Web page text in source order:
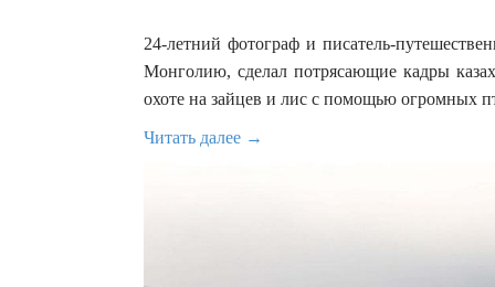
24-летний фотограф и писатель-
Монголию, сделал потрясающие кадры
охоте на зайцев и лис с помощью огромных
Читать далее →